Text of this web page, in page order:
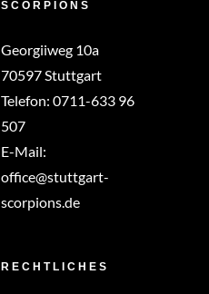
SCORPIONS
Georgiiweg 10a
70597 Stuttgart
Telefon: 0711-633 96
507
E-Mail:
office@stuttgart-
scorpions.de
RECHTLICHES